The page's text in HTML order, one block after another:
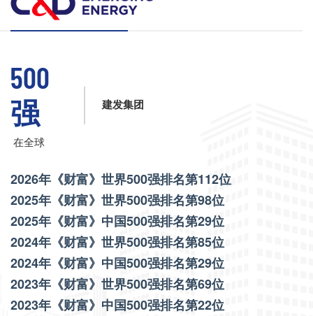
500
强
在全球
建发集团
2026年《财富》世界500强排名第112位
2025年《财富》世界500强排名第98位
2025年《财富》中国500强排名第29位
2024年《财富》世界500强排名第85位
2024年《财富》中国500强排名第29位
2023年《财富》世界500强排名第69位
2023年《财富》中国500强排名第22位